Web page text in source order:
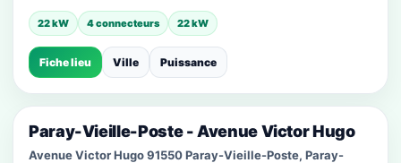
22 kW 4 connecteurs 22 kW
Fiche lieu Ville Puissance
Paray-Vieille-Poste - Avenue Victor Hugo
Avenue Victor Hugo 91550 Paray-Vieille-Poste, Paray-